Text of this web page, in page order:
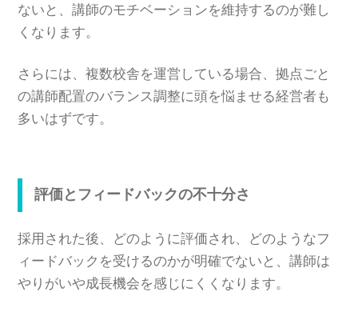
ないと、講師のモチベーションを維持するのが難し
くなります。
さらには、複数校舎を運営している場合、拠点ごと
の講師配置のバランス調整に頭を悩ませる経営者も
多いはずです。
評価とフィードバックの不十分さ
採用された後、どのように評価され、どのようなフ
ィードバックを受けるのかが明確でないと、講師は
やりがいや成長機会を感じにくくなります。